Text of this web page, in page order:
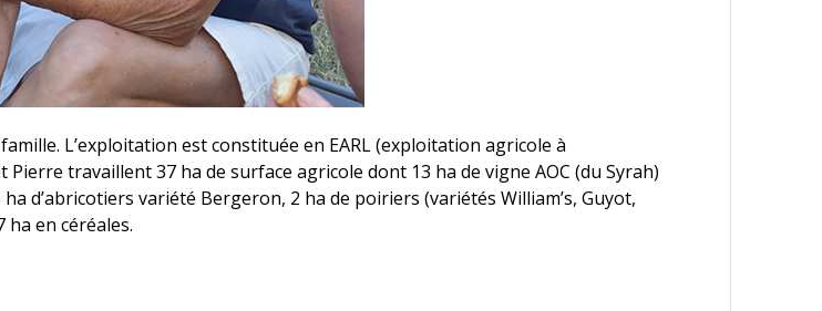
L’exploitation est constituée en EARL (exploitation agricole à
travaillent 37 ha de surface agricole dont 13 ha de vigne AOC (du Syrah)
d’abricotiers variété Bergeron, 2 ha de poiriers (variétés William’s, Guyot,
ha en céréales.